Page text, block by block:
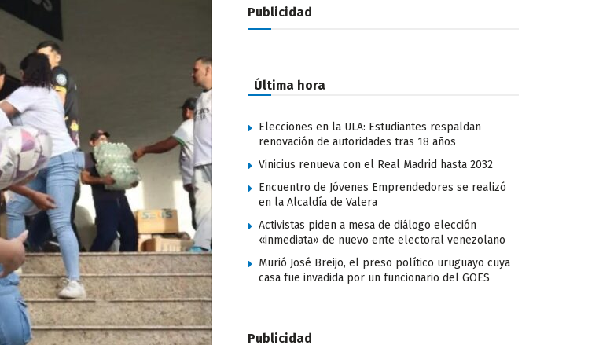
Publicidad
Última hora
Elecciones en la ULA: Estudiantes respaldan
renovación de autoridades tras 18 años
Vinicius renueva con el Real Madrid hasta 2032
Encuentro de Jóvenes Emprendedores se realizó
en la Alcaldía de Valera
Activistas piden a mesa de diálogo elección
«inmediata» de nuevo ente electoral venezolano
Murió José Breijo, el preso político uruguayo cuya
casa fue invadida por un funcionario del GOES
Publicidad